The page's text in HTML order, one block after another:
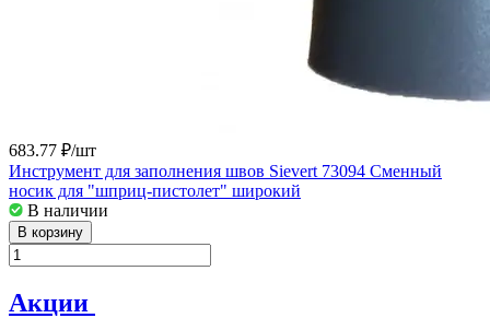
683.77 ₽/шт
Инструмент для заполнения швов Sievert 73094 Сменный
носик для "шприц-пистолет" широкий
В наличии
В корзину
Акции